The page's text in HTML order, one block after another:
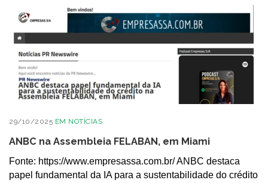
29/10/2025 EM NOTÍCIAS
ANBC na Assembleia FELABAN, em Miami
Fonte: https://www.empresassa.com.br/ ANBC destaca
papel fundamental da IA para a sustentabilidade do crédito